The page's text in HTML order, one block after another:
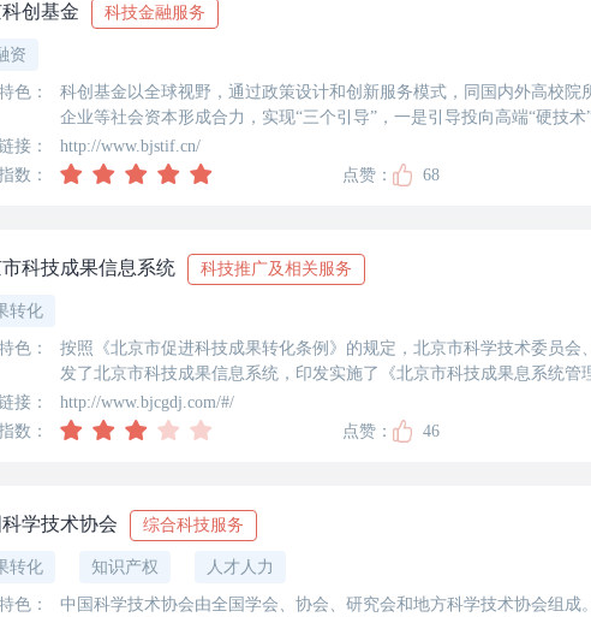
创基金 科技金融服务
资
色：
科创基金以全球视野，通过政策设计和创新服务模式，同国内外高校院
企业等社会资本形成合力，实现“三个引导”，一是引导投向高端“硬技术
低端技术;二是引导投向前端原始创新，及早跟踪并介入原始创新，提高
地北京创新创业;三是引导适合首都定位的高端科研成果落地北京孵化，
接：
http://www.bjstif.cn/
数：
点赞： 68
科技成果信息系统 科技推广及相关服务
转化
色：
按照《北京市促进科技成果转化条例》的规定，北京市科学技术委员会
发了北京市科技成果信息系统，印发实施了《北京市科技成果息系统管
金（含市级和区级财政资金）设立的科技项目形成的科技成果，均须在科
接：
http://www.bjcgdj.com/#/
数：
点赞： 46
学技术协会 综合科技服务
转化 知识产权 人才人力
色：
中国科学技术协会由全国学会、协会、研究会和地方科学技术协会组成